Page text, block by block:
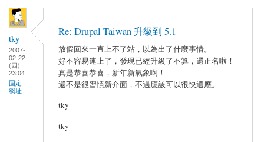
tky
2007-
02-22
(四)
23:04
固定
網址
Re: Drupal Taiwan 升級到 5.1
放假回來一直上不了站，以為出了什麼事情。
好不容易連上了，發現已經升級了不算，還正名啦！
真是恭喜恭喜，新年新氣象啊！
還不是很習慣新介面，不過應該可以很快適應。
tky
tky